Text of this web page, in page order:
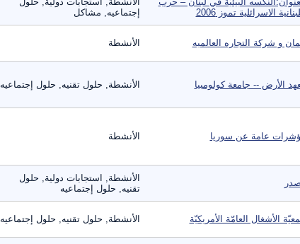
الاسرائلية تموز 2006
إجتماعيه, مشاكل
و شركة التجاره العالميه الأنشطة
الأرض -- جامعة كولومبيا الأنشطة, حلول تقنيه, حلول إجتماعيه
عامة عن سوريا الأنشطة
الأنشطة, استجابات دولية, حلول
تقنيه, حلول إجتماعيه
الأشغال العامّة الأمريكيّة الأنشطة, حلول تقنيه, حلول إجتماعيه